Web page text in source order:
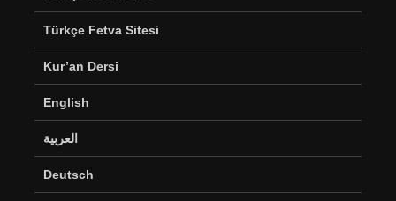
Türkçe Fetva Sitesi
Kur’an Dersi
English
العربية
Deutsch